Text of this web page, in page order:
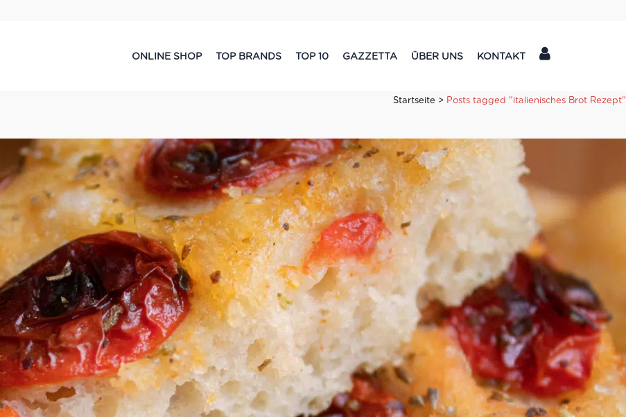
ONLINE SHOP TOP BRANDS TOP 10 GAZZETTA ÜBER UNS KONTAKT
Startseite > Posts tagged "italienisches Brot Rezept"